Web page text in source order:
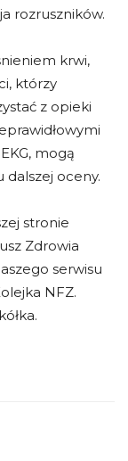
rozruszników.
krwi,
którzy
z opieki
mogą
dalszej oceny.
stronie
Zdrowia
serwisu
NFZ.